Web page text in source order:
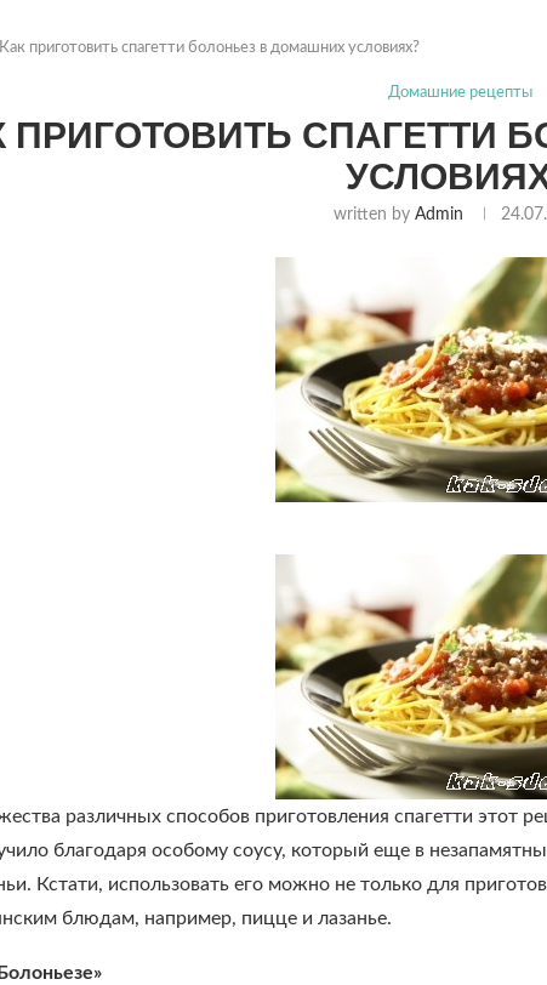
Как приготовить спагетти болоньез в домашних условиях?
Домашние рецепты
ПРИГОТОВИТЬ СПАГЕТТИ
written by Admin
различных способов приготовления спагетти этот
благодаря особому соусу, который еще в
Кстати, использовать его можно не только для
блюдам, например, пицце и лазанье.